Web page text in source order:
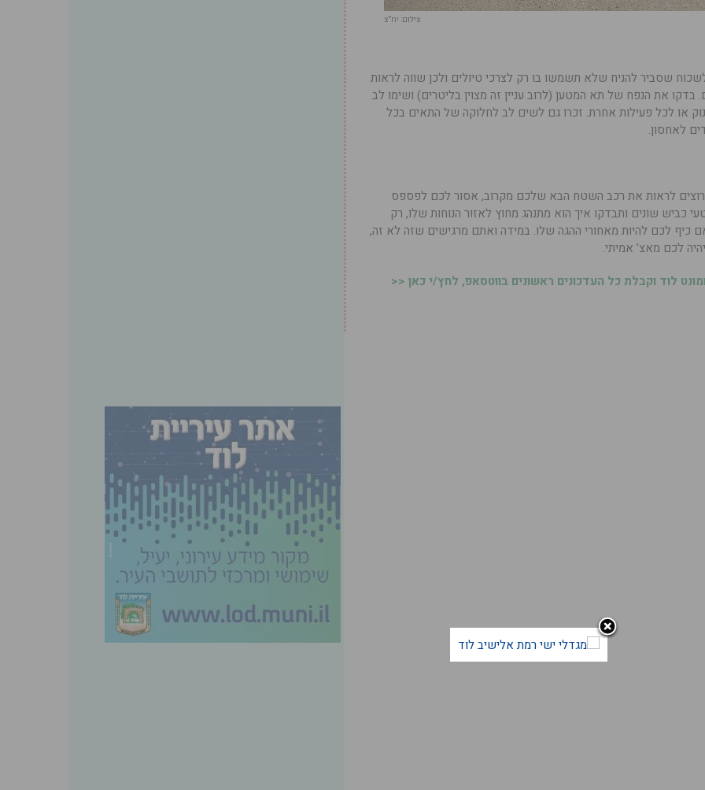
צילום: יח”צ
שסביר להניח שלא תשמשו בו רק לצרכי טיולים ולכן שווה לראות
את הנפח של תא המטען (לרוב עניין זה מצוין בליטרים) ושימו לב
או לכל פעילות אחרת. זכרו גם לשים לב לחלוקה של התאים בכל
לאחסון.
לראות את רכב השטח הבא שלכם מקרוב, אסור לכם לפספס
כביש שונים ותבדקו איך הוא מתנהג מחוץ לאזור הנוחות שלו, רק
כיף לכם להיות מאחורי ההגה שלו. במידה ואתם מרגישים שזה לא זה,
לכם מאצ’ אמיתי.
לוד וקבלת כל העדכונים ראשונים בווטסאפ, לחץ/י כאן <<